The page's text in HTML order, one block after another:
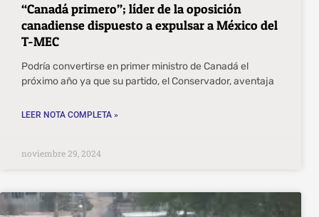
“Canadá primero”; líder de la oposición
canadiense dispuesto a expulsar a México del
T-MEC
Podría convertirse en primer ministro de Canadá el
próximo año ya que su partido, el Conservador, aventaja
LEER NOTA COMPLETA »
noviembre 29, 2024